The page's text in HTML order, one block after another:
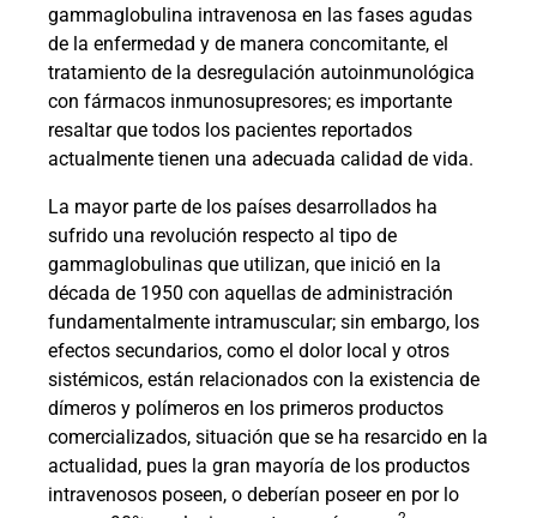
gammaglobulina intravenosa en las fases agudas
de la enfermedad y de manera concomitante, el
tratamiento de la desregulación autoinmunológica
con fármacos inmunosupresores; es importante
resaltar que todos los pacientes reportados
actualmente tienen una adecuada calidad de vida.
La mayor parte de los países desarrollados ha
sufrido una revolución respecto al tipo de
gammaglobulinas que utilizan, que inició en la
década de 1950 con aquellas de administración
fundamentalmente intramuscular; sin embargo, los
efectos secundarios, como el dolor local y otros
sistémicos, están relacionados con la existencia de
dímeros y polímeros en los primeros productos
comercializados, situación que se ha resarcido en la
actualidad, pues la gran mayoría de los productos
intravenosos poseen, o deberían poseer en por lo